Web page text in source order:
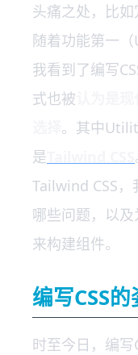
头痛之处，比如
随着功能第一
我看到了编写
式也被
。其中
是
Tailwind CSS
哪些问题，以
来构建组件。
编写CSS
时至今日，编